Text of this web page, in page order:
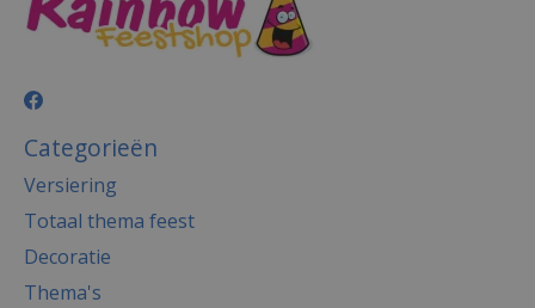
Categorieën
Versiering
Totaal thema feest
Decoratie
Thema's